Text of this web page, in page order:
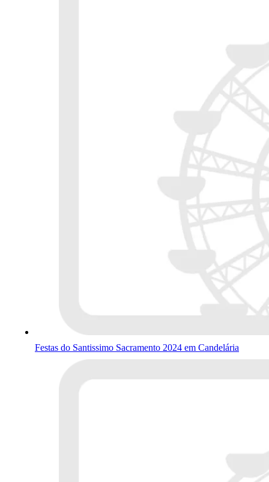
Festas do Santissimo Sacramento 2024 em Candelária